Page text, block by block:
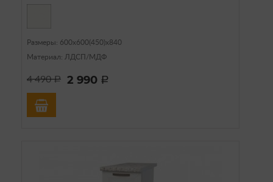
Размеры: 600х600(450)х840
Материал: ЛДСП/МДФ
4 490a 2 990 a